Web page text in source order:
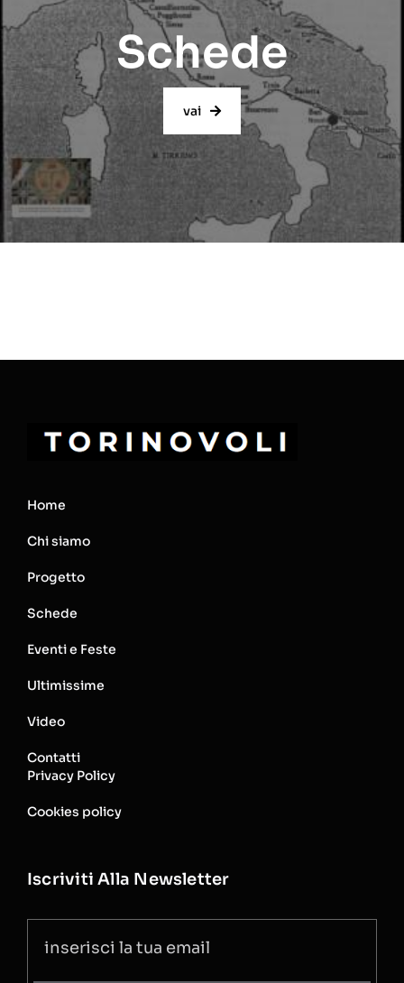
Schede
vai
Home
Chi siamo
Progetto
Schede
Eventi e Feste
Ultimissime
Video
Contatti
Privacy Policy
Cookies policy
Iscriviti Alla Newsletter